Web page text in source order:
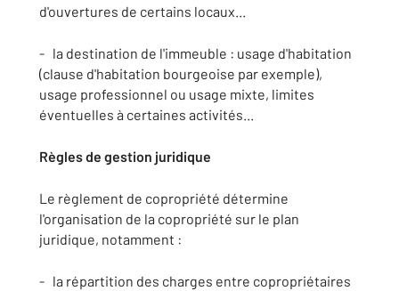
d'ouvertures de certains locaux...
- la destination de l'immeuble : usage d'habitation
(clause d'habitation bourgeoise par exemple),
usage professionnel ou usage mixte, limites
éventuelles à certaines activités...
Règles de gestion juridique
Le règlement de copropriété détermine
l'organisation de la copropriété sur le plan
juridique, notamment :
- la répartition des charges entre copropriétaires